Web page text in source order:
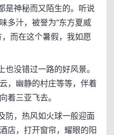
神秘而又陌生的。听说
多汁，被誉为“东方夏威
而在这个暑假，我如愿
没错过一路的好风景。
，幽静的村庄等等，伴着
着三亚飞去。
，热风如火球一般迎面
店，打开窗帘，耀眼的阳